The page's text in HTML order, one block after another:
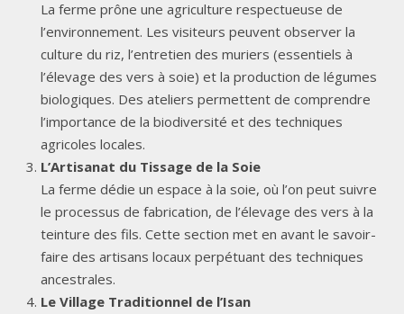
La ferme prône une agriculture respectueuse de
l’environnement. Les visiteurs peuvent observer la
culture du riz, l’entretien des muriers (essentiels à
l’élevage des vers à soie) et la production de légumes
biologiques. Des ateliers permettent de comprendre
l’importance de la biodiversité et des techniques
agricoles locales.
L’Artisanat du Tissage de la Soie
La ferme dédie un espace à la soie, où l’on peut suivre
le processus de fabrication, de l’élevage des vers à la
teinture des fils. Cette section met en avant le savoir-
faire des artisans locaux perpétuant des techniques
ancestrales.
Le Village Traditionnel de l’Isan